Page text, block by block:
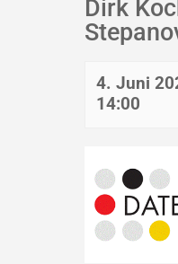
Dirk
4. Juni
14:00